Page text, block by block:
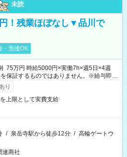
未読
！残業ほぼなし▼品川で
・面接OK
75万円 時給5000円×実働7h×週5日×4週
保証するものではありません。※給与即受
利用条件有）
り
上限として実費支給
/ 泉岳寺駅から徒歩12分 / 高輪ゲートウ
連商社